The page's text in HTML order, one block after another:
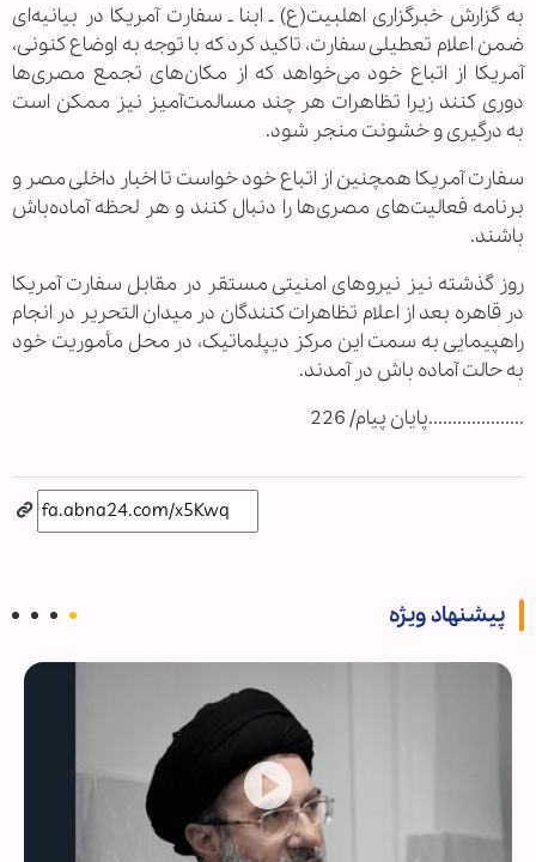
به گزارش خبرگزاری اهل‏بیت(ع) ـ ابنا ـ سفارت آمریکا در بیانیه‌ای
ضمن اعلام تعطیلی سفارت، تاکید کرد که با توجه به اوضاع کنونی،
آمریکا از اتباع خود می‌خواهد که از مکان‌های تجمع مصری‌ها
دوری کنند زیرا تظاهرات هر چند مسالمت‌آمیز نیز ممکن است
به درگیری و خشونت منجر شود.
سفارت آمریکا همچنین از اتباع خود خواست تا اخبار داخلی مصر و
برنامه فعالیت‌های مصری‌ها را دنبال کنند و هر لحظه آماد‌ه‌باش
باشند.
روز گذشته نیز نیروهای امنیتی مستقر در مقابل سفارت آمریکا
در قاهره بعد از اعلام تظاهرات کنندگان در میدان التحریر در انجام
راهپیمایی به سمت این مرکز دیپلماتیک، در محل مأموریت خود
به حالت آماده باش در آمدند.
....................پایان پیام/ 226
پیشنهاد ویژه